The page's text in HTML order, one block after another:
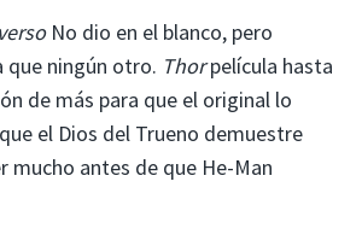
No dio en el blanco, pero
que ningún otro. Thorpelícula hasta
de más para que el original lo
el Dios del Trueno demuestre
mucho antes de que He-Man